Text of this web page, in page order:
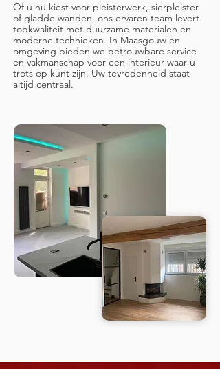
Of u nu kiest voor pleisterwerk, sierpleister
of gladde wanden, ons ervaren team levert
topkwaliteit met duurzame materialen en
moderne technieken. In Maasgouw en
omgeving bieden we betrouwbare service
en vakmanschap voor een interieur waar u
trots op kunt zijn. Uw tevredenheid staat
altijd centraal.